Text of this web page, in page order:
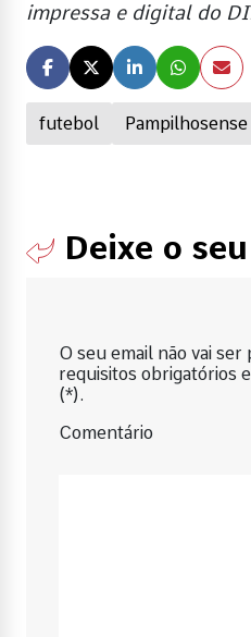
futebol Pampilhosense
impressa e digital do
Deixe o
O seu email não vai ser
requisitos obrigatórios
(*).
Comentário